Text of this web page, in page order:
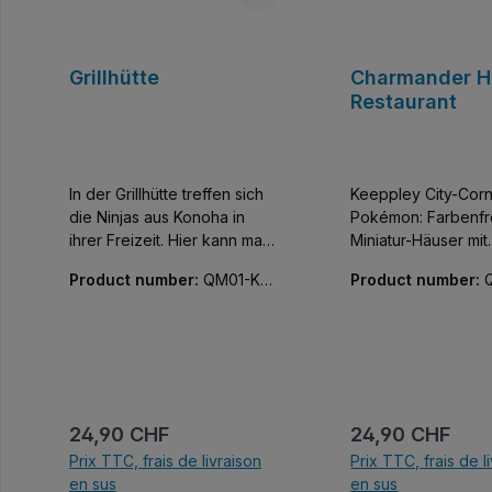
Grillhütte
In der Grillhütte treffen sich
die Ninjas aus Konoha in
ihrer Freizeit. Hier kann man
oder eine Party feiern. Die
Keeppley gibt es übrigens
keine Aufkleber. Einfach ein
geniales Set, nicht nur für
Product number: QM01-K20
Prix régulier :
24,90 CHF
Prix TTC, frais de livraison
en sus
Charmander
Restaurant
Keeppley City-
Pokémon:
Miniatur-Häuser mit
Jedes der vier
Animationsszenen
werden kann.
Charmander in
Product number:
Prix régulier :
24,90 CHF
Prix TTC, frais de
en sus